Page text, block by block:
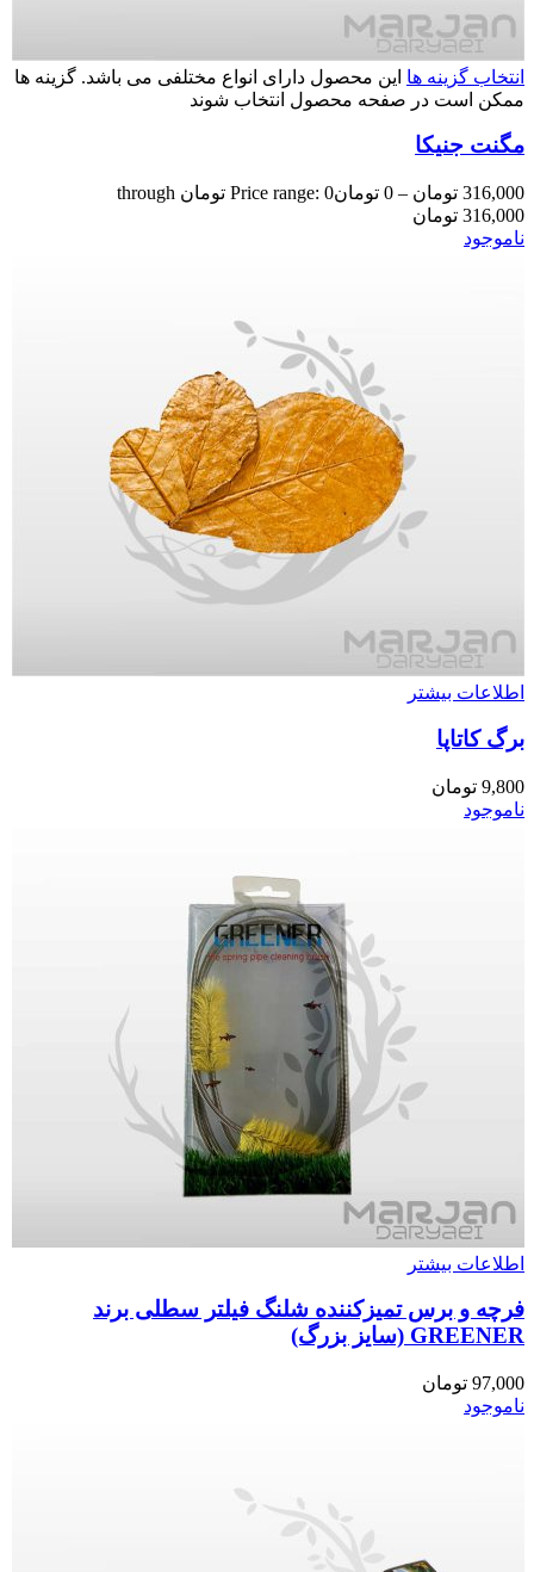
انتخاب گزینه ها این محصول دارای انواع مختلفی می باشد. گزینه ها
ممکن است در صفحه محصول انتخاب شوند
مگنت جنیکا
316,000 تومان –
0 تومان
Price range: 0 تومان through
316,000 تومان
ناموجود
اطلاعات بیشتر
برگ کاتاپا
9,800 تومان
ناموجود
اطلاعات بیشتر
فرچه و برس تمیزکننده شلنگ فیلتر سطلی برند
GREENER (سایز بزرگ)
97,000 تومان
ناموجود